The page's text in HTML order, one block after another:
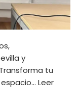
y
tu
Leer